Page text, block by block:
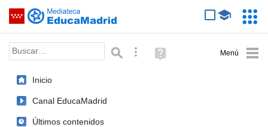
Saltar navegación
Palabra o frase: Búsqueda avanzada
Ayuda
(en
Inicio
Canal EducaMadrid
Últimos contenidos